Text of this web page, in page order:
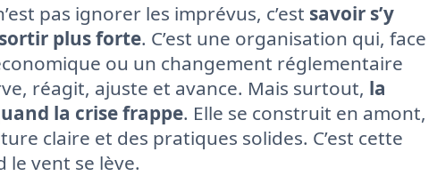
pas ignorer les imprévus, c’est savoir s’y
plus forte. C’est une organisation qui, face
ou un changement réglementaire
réagit, ajuste et avance. Mais surtout, la
la crise frappe. Elle se construit en amont,
claire et des pratiques solides. C’est cette
le vent se lève.